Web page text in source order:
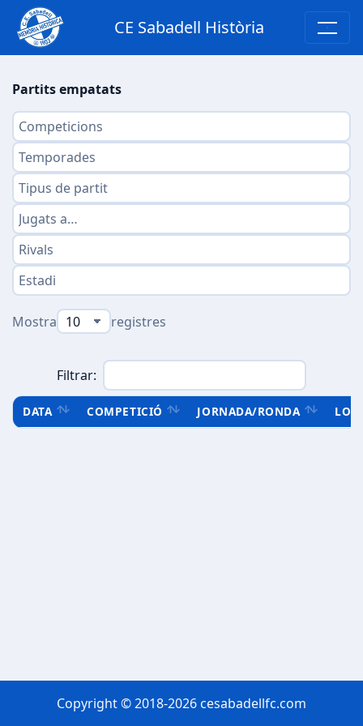
CE Sabadell Història
Partits empatats
Mostra registres
Filtrar:
DATA COMPETICIÓ JORNADA/RONDA
Copyright © 2018-2026 cesabadellfc.com